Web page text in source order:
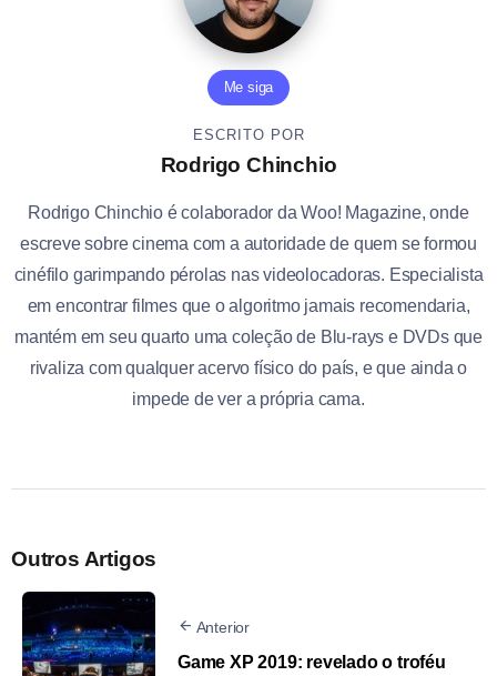
Me siga
ESCRITO POR
Rodrigo Chinchio
Rodrigo Chinchio é colaborador da Woo! Magazine, onde
escreve sobre cinema com a autoridade de quem se formou
cinéfilo garimpando pérolas nas videolocadoras. Especialista
em encontrar filmes que o algoritmo jamais recomendaria,
mantém em seu quarto uma coleção de Blu-rays e DVDs que
rivaliza com qualquer acervo físico do país, e que ainda o
impede de ver a própria cama.
Outros Artigos
Anterior
Game XP 2019: revelado o troféu